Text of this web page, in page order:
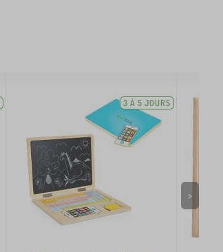
3 À 5 JOURS
>